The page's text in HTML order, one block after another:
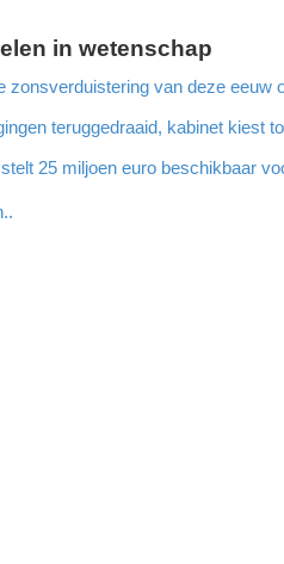
in wetenschap
zonsverduistering van deze eeuw
teruggedraaid, kabinet kiest
25 miljoen euro beschikbaar